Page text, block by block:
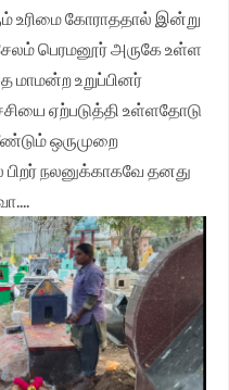
உரிமை கோராததால் இன்று
பெரமனூர் அருகே உள்ள
மாமன்ற உறுப்பினர்
ஏற்படுத்தி உள்ளதோடு
ஒருமுறை
நலனுக்காகவே தனது